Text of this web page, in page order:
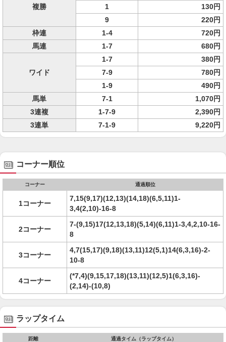
複勝
1
130円
9
220円
枠連
1-4
720円
馬連
1-7 680円
ワイド
1-7
380円
7-9
780円
1-9
490円
馬単
7-1
1,070円
3連複
1-7-9
2,390円
3連単
7-1-9 9,220円
コーナー順位
コーナー 通過順位
1コーナー
7,15(9,17)(12,13)(14,18)(6,5,11)1-
3,4(2,10)-16-8
2コーナー
7-(9,15)17(12,13,18)(5,14)(6,11)1-3,4,2,10-16-
8
3コーナー
4,7(15,17)(9,18)(13,11)12(5,1)14(6,3,16)-2-
10-8
4コーナー
(*7,4)(9,15,17,18)(13,11)(12,5)1(6,3,16)-
(2,14)-(10,8)
ラップタイム
距離 通過タイム（ラップタイム）